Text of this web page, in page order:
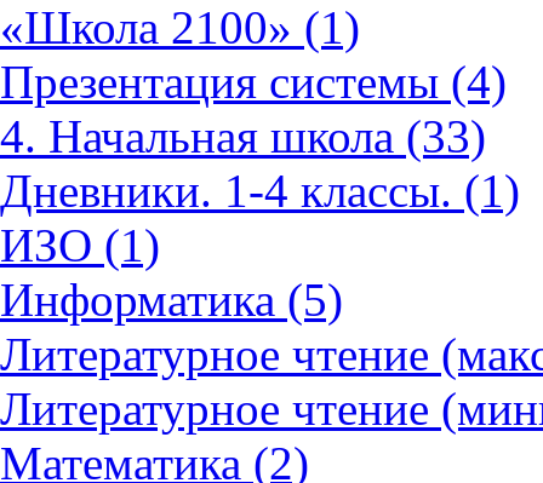
«Школа 2100» (1)
Презентация системы (4)
4. Начальная школа (33)
Дневники. 1-4 классы. (1)
ИЗО (1)
Информатика (5)
Литературное чтение
Литературное чтение
Математика (2)